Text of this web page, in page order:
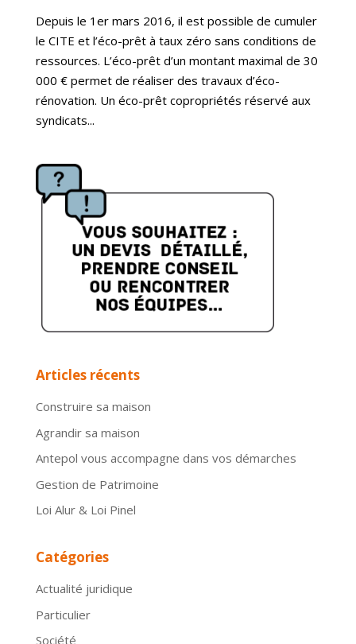
Depuis le 1er mars 2016, il est possible de cumuler
le CITE et l’éco-prêt à taux zéro sans conditions de
ressources. L’éco-prêt d’un montant maximal de 30
000 € permet de réaliser des travaux d’éco-
rénovation. Un éco-prêt copropriétés réservé aux
syndicats...
Articles récents
Construire sa maison
Agrandir sa maison
Antepol vous accompagne dans vos démarches
Gestion de Patrimoine
Loi Alur & Loi Pinel
Catégories
Actualité juridique
Particulier
Société